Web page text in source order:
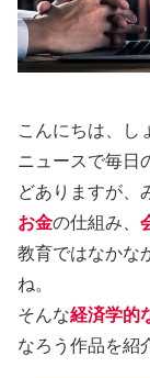
こんにちは、し
ニュースで毎日
どありますが、
お金の仕組み、
教育ではなかな
ね。
そんな経済学的
なろう作品を紹